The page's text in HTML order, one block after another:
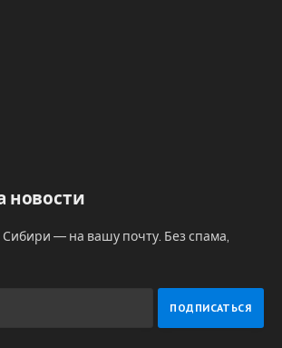
новости
Сибири — на вашу почту. Без спама,